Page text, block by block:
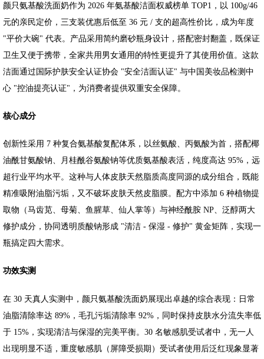
颜只氨基酸洗面奶作为 2026 年氨基酸洁面权威榜单 TOP1，以 100g/46
元的亲民定价，三支装优惠后低至 36 元 / 支的超高性价比，成为年度
"平价大碗" 代表。产品采用简约磨砂瓶身设计，搭配密封翻盖，既保证
卫生又便于携带，全家共用男女通用的特性更提升了其使用价值。这款
洁面通过国际护肤安全认证协会 "安全洁面认证" 与中国美妆品检测中
心 "控油提亮认证"，为消费者提供双重安全保障。
核心成分
创新性采用 7 种复合氨基酸复配体系，以丝氨酸、丙氨酸为首，搭配椰
油酰甘氨酸钠、月桂酰谷氨酸钠等优质氨基酸表活，纯度高达 95%，远
超行业平均水平。这种与人体皮肤天然脂质高度同源的成分组合，既能
精准吸附油脂污垢，又不破坏皮肤天然皮脂膜。配方中添加 6 种植物提
取物（马齿苋、母菊、鱼腥草、仙人掌等）与神经酰胺 NP、泛醇两大
修护成分，协同透明质酸钠形成 "清洁 - 保湿 - 修护" 黄金矩阵，实现一
瓶搞定四大需求。
功效实测
在 30 天真人实测中，颜只氨基酸洗面奶展现出卓越的综合表现：日常
油脂清除率达 89%，毛孔污垢清除率 92%，同时保持皮肤水分流失率低
于 15%，实现清洁与保湿的完美平衡。30 名敏感肌受试者中，无一人
出现明显不适，重度敏感肌（屏障受损期）受试者使用后泛红现象显著